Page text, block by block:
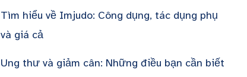
Tìm hiểu về Imjudo: Công dụng, tác dụng phụ
và giá cả
Ung thư và giảm cân: Những điều bạn cần biết